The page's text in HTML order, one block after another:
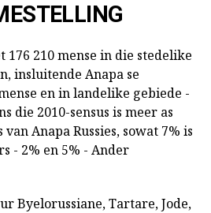
176 210 mense in die stedelike
insluitende Anapa se
en in landelike gebiede -
die 2010-sensus is meer as
Anapa Russies, sowat 7% is
- 2% en 5% - Ander
Byelorussiane, Tartare, Jode,